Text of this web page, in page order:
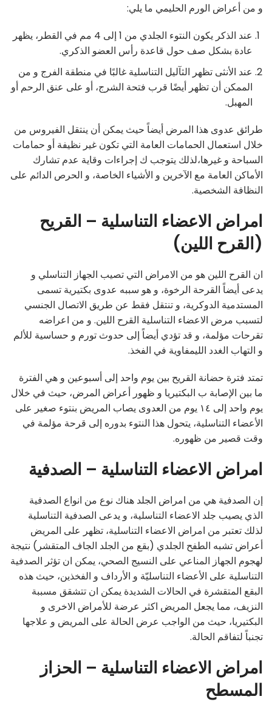
و من أعراض الورم الحليمي ما يلي:
عند الذكر يكون النتوء الجلدي من 1 إلى 4 مم في القطر، يظهر
عادة بشكل صف حول قاعدة رأس العضو الذكري.
عند الأنثى تظهر الثآليل التناسلية غالبًا في منطقة الفرج و من
الممكن أن تظهر أيضًا قرب فتحة الشرج، أو على عنق الرحم أو
المهبل.
طرائق عدوى هذا المرض أيضاً حيث يمكن أن ينتقل الفيروس من
خلال استعمال الحمامات العامة التي تكون غير نظيفة أو حمامات
السباحة و غيرها،لذلك يتوجب ك إجراءات وقاية عدم تشارك
الأماكن العامة مع الآخرين و الأشياء الخاصة، و الحرص الدائم على
النظافة الشخصية.
امراض الاعضاء التناسلية – القريح
(القرح اللين)
ان القرح اللين هو من الامراض التي تصيب الجهاز التناسلي و
يدعى أيضاً القرحة الرخوة، و هو سببه عدوى بكتيرية تسمى
المستدمية الدوكرية، و تنتقل فقط عن طريق الاتصال الجنسي
لتسبب مرض الاعضاء التناسلية القرح اللين. و من اعراضه
تقرحات مؤلمة، و قد تؤدي أيضاً إلى حدوث تورم و حساسية للألم
و التهاب الغدد الليمفاوية في الفخذ.
تمتد فترة حضانة القريح بين يوم واحد إلى أسبوعين و هي الفترة
ما بين الإصابة ب البكتيريا و ظهور أعراض المرض، حيث في خلال
يوم واحد إلى ١٤ يوم من العدوى يصاب المريض بنتوء صغير على
الأعضاء التناسلية، يتحول هذا النتوء بدوره إلى قرحة مؤلمة في
وقت قصير من ظهوره.
امراض الاعضاء التناسلية – الصدفية
إن الصدفية هي من امراض الجلد هناك نوع من انواع الصدفية
الذي يصيب جلد الاعضاء التناسلية، و يدعى الصدفية التناسلية
لذلك تعتبر من امراض الاعضاء التناسلية، تظهر على المريض
أعراض تشبه الطفح الجلدي (بقع من الجلد الجاف المتقشر) نتيجة
لهجوم الجهاز المناعي على النسيج الصحي، يمكن ان تؤثر الصدفية
التناسلية على الأعضاء التناسليّة و الأرداف و الفخذين، حيث هذه
البقع المتقشرة في الحالات الشديدة يمكن ان تتشقق مسببة
النزيف، مما يجعل المريض اكثر عرضة للأمراض الاخرى و
البكتيريا، حيث من الواجب عرض الحالة على المريض و علاجها
تجنباً لتفاقم الحالة.
امراض الاعضاء التناسلية – الحزاز
المسطح